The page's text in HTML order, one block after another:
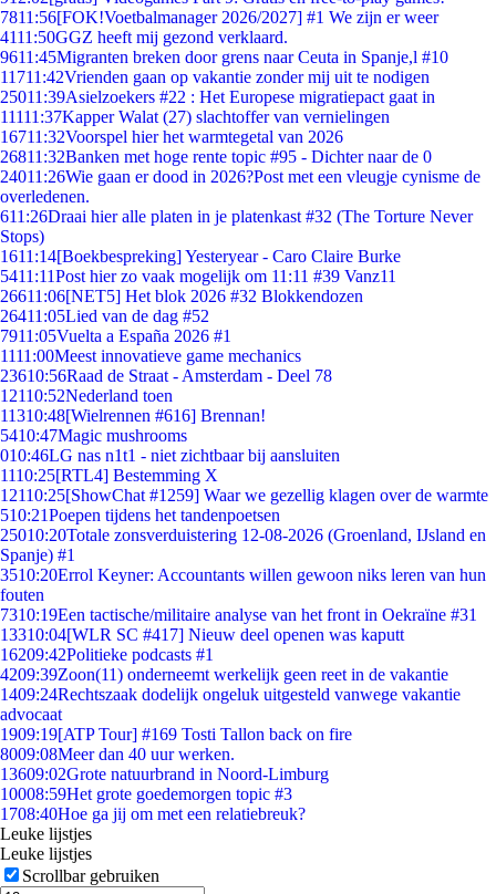
7811:56[FOK!Voetbalmanager 2026/2027] #1 We zijn er weer
4111:50GGZ heeft mij gezond verklaard.
9611:45Migranten breken door grens naar Ceuta in Spanje,l #10
11711:42Vrienden gaan op vakantie zonder mij uit te nodigen
25011:39Asielzoekers #22 : Het Europese migratiepact gaat in
11111:37Kapper Walat (27) slachtoffer van vernielingen
16711:32Voorspel hier het warmtegetal van 2026
26811:32Banken met hoge rente topic #95 - Dichter naar de 0
24011:26Wie gaan er dood in 2026?Post met een vleugje cynisme de
overledenen.
611:26Draai hier alle platen in je platenkast #32 (The Torture Never
Stops)
1611:14[Boekbespreking] Yesteryear - Caro Claire Burke
5411:11Post hier zo vaak mogelijk om 11:11 #39 Vanz11
26611:06[NET5] Het blok 2026 #32 Blokkendozen
26411:05Lied van de dag #52
7911:05Vuelta a España 2026 #1
1111:00Meest innovatieve game mechanics
23610:56Raad de Straat - Amsterdam - Deel 78
12110:52Nederland toen
11310:48[Wielrennen #616] Brennan!
5410:47Magic mushrooms
010:46LG nas n1t1 - niet zichtbaar bij aansluiten
1110:25[RTL4] Bestemming X
12110:25[ShowChat #1259] Waar we gezellig klagen over de warmte
510:21Poepen tijdens het tandenpoetsen
25010:20Totale zonsverduistering 12-08-2026 (Groenland, IJsland en
Spanje) #1
3510:20Errol Keyner: Accountants willen gewoon niks leren van hun
fouten
7310:19Een tactische/militaire analyse van het front in Oekraïne #31
13310:04[WLR SC #417] Nieuw deel openen was kaputt
16209:42Politieke podcasts #1
4209:39Zoon(11) onderneemt werkelijk geen reet in de vakantie
1409:24Rechtszaak dodelijk ongeluk uitgesteld vanwege vakantie
advocaat
1909:19[ATP Tour] #169 Tosti Tallon back on fire
8009:08Meer dan 40 uur werken.
13609:02Grote natuurbrand in Noord-Limburg
10008:59Het grote goedemorgen topic #3
1708:40Hoe ga jij om met een relatiebreuk?
Leuke lijstjes
Leuke lijstjes
Scrollbar gebruiken